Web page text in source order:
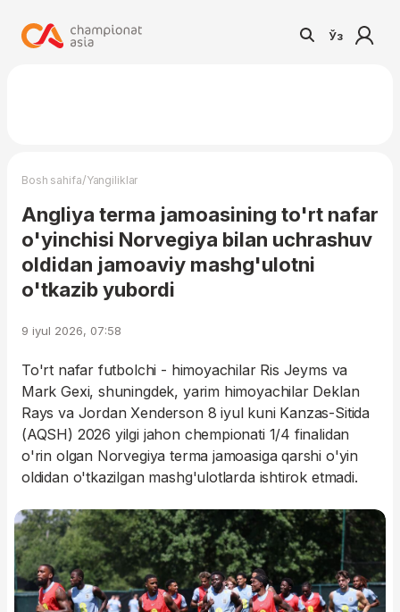
Ўз
Bosh sahifa/Yangiliklar
Angliya terma jamoasining to'rt nafar
o'yinchisi Norvegiya bilan uchrashuv
oldidan jamoaviy mashg'ulotni
o'tkazib yubordi
9 iyul 2026, 07:58
To'rt nafar futbolchi - himoyachilar Ris Jeyms va
Mark Gexi, shuningdek, yarim himoyachilar Deklan
Rays va Jordan Xenderson 8 iyul kuni Kanzas-Sitida
(AQSH) 2026 yilgi jahon chempionati 1/4 finalidan
o'rin olgan Norvegiya terma jamoasiga qarshi o'yin
oldidan o'tkazilgan mashg'ulotlarda ishtirok etmadi.